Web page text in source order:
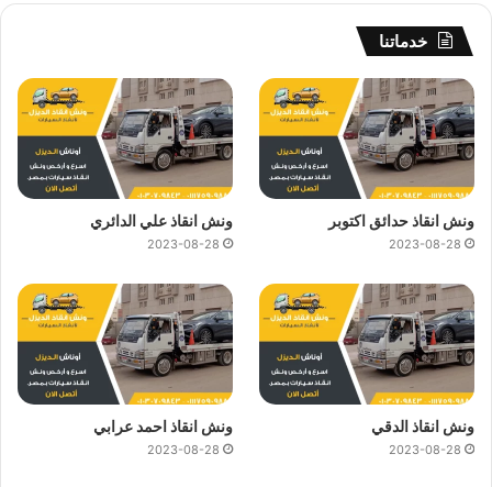
خدماتنا
ونش انقاذ حدائق اكتوبر
2023-08-28
ونش انقاذ علي الدائري
2023-08-28
ونش انقاذ الدقي
2023-08-28
ونش انقاذ احمد عرابي
2023-08-28